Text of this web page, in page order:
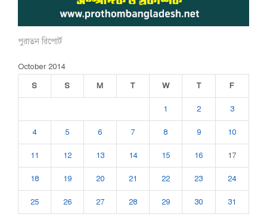
পুরাতন রিপোর্ট
October 2014
S
S M T W T F
1 2 3
4 5 6 7 8 9 10
11 12 13 14 15 16 17
18 19 20 21 22 23 24
25 26 27 28 29 30 31